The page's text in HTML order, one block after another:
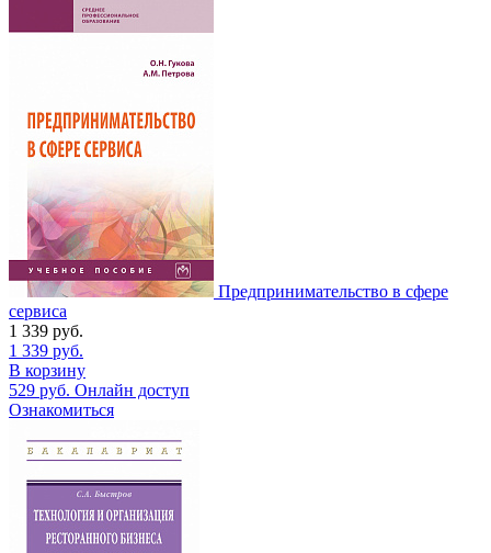
Предпринимательство в сфере
сервиса
1 339 руб.
1 339 руб.
В корзину
529 руб. Онлайн доступ
Ознакомиться